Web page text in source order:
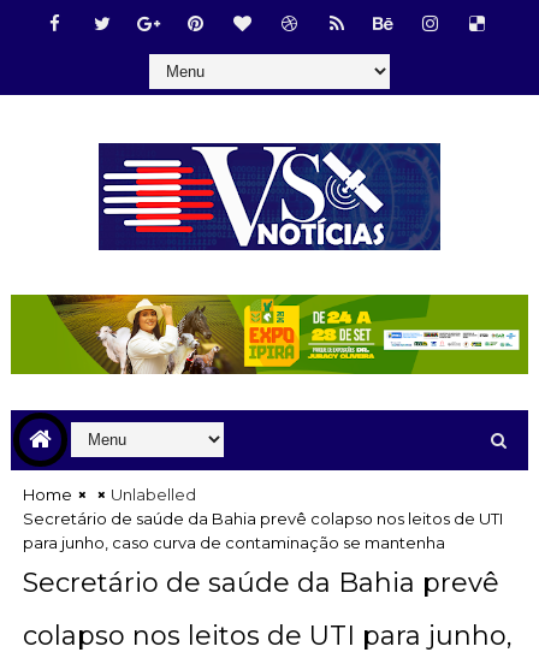
Home
Unlabelled
Secretário de saúde da Bahia prevê colapso nos leitos de UTI
para junho, caso curva de contaminação se mantenha
Secretário de saúde da Bahia prevê
colapso nos leitos de UTI para junho,